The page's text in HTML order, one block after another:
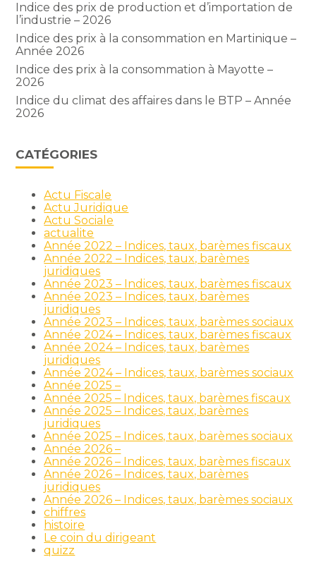
Indice des prix de production et d’importation de
l’industrie – 2026
Indice des prix à la consommation en Martinique –
Année 2026
Indice des prix à la consommation à Mayotte –
2026
Indice du climat des affaires dans le BTP – Année
2026
CATÉGORIES
Actu Fiscale
Actu Juridique
Actu Sociale
actualite
Année 2022 – Indices, taux, barèmes fiscaux
Année 2022 – Indices, taux, barèmes
juridiques
Année 2023 – Indices, taux, barèmes fiscaux
Année 2023 – Indices, taux, barèmes
juridiques
Année 2023 – Indices, taux, barèmes sociaux
Année 2024 – Indices, taux, barèmes fiscaux
Année 2024 – Indices, taux, barèmes
juridiques
Année 2024 – Indices, taux, barèmes sociaux
Année 2025 –
Année 2025 – Indices, taux, barèmes fiscaux
Année 2025 – Indices, taux, barèmes
juridiques
Année 2025 – Indices, taux, barèmes sociaux
Année 2026 –
Année 2026 – Indices, taux, barèmes fiscaux
Année 2026 – Indices, taux, barèmes
juridiques
Année 2026 – Indices, taux, barèmes sociaux
chiffres
histoire
Le coin du dirigeant
quizz